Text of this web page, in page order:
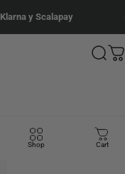
Klarna y Scalapay
Shop Cart